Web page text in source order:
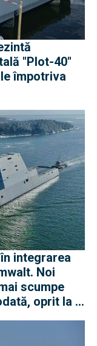
"Plot-40"
împotriva
integrarea
Noi
scumpe
oprit la 3